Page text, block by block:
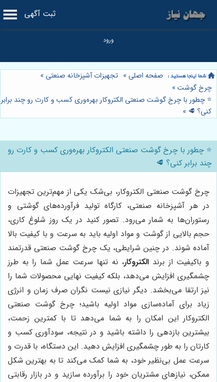
ثبت آگهی
صفحه اصلی » تجهیزات آشپزخانه صنعتی »
چرخ گوشت»
⭐️ چطور با چرخ گوشت صنعتی الکتروکار بهره‌وری کسب و کارت رو چند برابر
کنی؟ 🥩 »
⭐️ چطور با چرخ گوشت صنعتی الکتروکار بهره‌وری کسب و کارت رو
چند برابر کنی؟ 🥩
چرخ گوشت صنعتی الکتروکار، بی‌شک یکی از مهم‌ترین تجهیزات
در هر آشپزخانه صنعتی، کارگاه تولید فرآورده‌های گوشتی و
رستوران‌ها به شمار می‌رود. تصور کنید در یک روز شلوغ کاری،
حجم بالایی از گوشت و مواد اولیه باید به سرعت و با کیفیت بالا
آماده شوند. در چنین شرایطی، یک چرخ گوشت صنعتی قدرتمند
و باکیفیت از برند الکتروکار، نه تنها سرعت عمل شما را به طرز
چشمگیری افزایش می‌دهد، بلکه کیفیت نهایی محصولات شما را
نیز ارتقا می‌بخشد. دیگر نیازی نیست نگران صرف زمان و انرژی
زیاد برای آماده‌سازی مواد اولیه باشید؛ چرخ گوشت صنعتی
الکتروکار این امکان را به شما می‌دهد تا با کمترین زحمت،
بیشترین بازدهی را داشته باشید و در نتیجه، سودآوری کسب و
کارتان را به طور چشمگیری افزایش دهید. این دستگاه، با قدرت و
سرعت عمل بی‌نظیر خود، به شما کمک می‌کند تا به بهترین شکل
ممکن، نیازهای مشتریان خود را برآورده سازید و در بازار رقابتی